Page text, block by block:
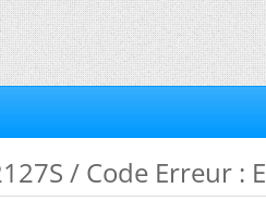
/ Code Erreur :